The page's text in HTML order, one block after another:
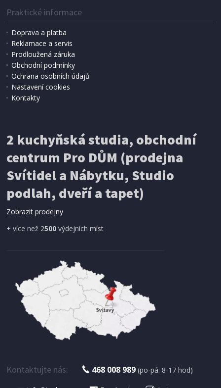
199 Kč Přidat do košíku
SÍŤ PROTI HMYZU
ProGarden KO-CY5910600 Síť proti hmyzu do
dveří magnetická 210 x 100 cm
179 Kč
Praktické informace
Doprava a platba
Reklamace a servis
Prodloužená záruka
Obchodní podmínky
Ochrana osobních údajů
Nastavení cookies
Kontakty
2 kuchyňská studia, obchodní
centrum Pro DŮM (prodejna
Svítidel a Nábytku, Studio
podlah, dveří a tapet)
Zobrazit prodejny
+ více než 2500 výdejních míst
Kontaktujte nás: 468 008 989 (po-pá: 8-17 hod)